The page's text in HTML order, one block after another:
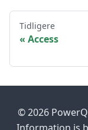
Tidligere
Access
© 2026